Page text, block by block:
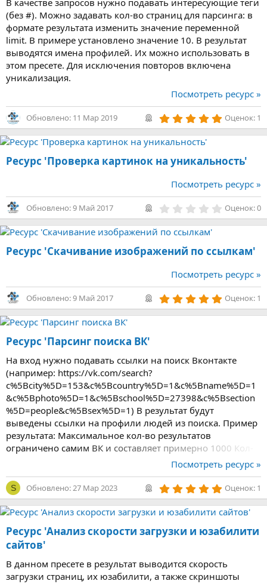
В качестве запросов нужно подавать интересующие теги
(без #). Можно задавать кол-во страниц для парсинга: в
формате результата изменить значение переменной
limit. В примере установлено значение 10. В результат
выводятся имена профилей. Их можно использовать в
этом пресете. Для исключения повторов включена
уникализация.
Посмотреть ресурс »
Обновлено: 11 Мар 2019 5
,
0
в
з
д
Оценок: 1
Ресурс 'Проверка картинок на уникальность'
Посмотреть ресурс »
Обновлено:9 Май 2017 0
,
0
в
з
д
Оценок: 0
Ресурс 'Скачивание изображений по ссылкам'
Посмотреть ресурс »
Обновлено:9 Май 2017 5
,
0
з
Оценок: 1
Ресурс 'Парсинг поиска ВК'
На вход нужно подавать ссылки на поиск Вконтакте
(например: https://vk.com/search?
c%5Bcity%5D=153&c%5Bcountry%5D=1&c%5Bname%5D=1
&c%5Bphoto%5D=1&c%5Bschool%5D=27398&c%5Bsection
%5D=people&c%5Bsex%5D=1) В результат будут
выведены ссылки на профили людей из поиска. Пример
результата: Максимальное кол-во результатов
ограничено самим ВК и составляет примерно 1000 Кол-
во результатов, которое будет спаршено, можно
регулировать. Для этого нужно указать кол-во страниц
выдачи в Общем формат...
Посмотреть ресурс »
S Обновлено:27 Мар 2023 5
,
0
0
в
Оценок: 1
Ресурс 'Анализ скорости загрузки и юзабилити
сайтов'
В данном пресете в результат выводится скорость
загрузки страниц, их юзабилити, а также скриншоты